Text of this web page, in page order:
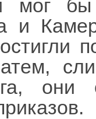
мог
и
они